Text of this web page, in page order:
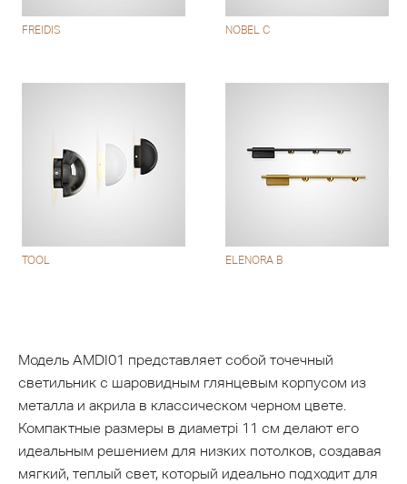
FREIDIS NOBEL C
TOOL ELENORA B
Модель AMDI01 представляет собой точечный
светильник с шаровидным глянцевым корпусом из
металла и акрила в классическом черном цвете.
Компактные размеры в диаметрі 11 см делают его
идеальным решением для низких потолков, создавая
мягкий, теплый свет, который идеально подходит для